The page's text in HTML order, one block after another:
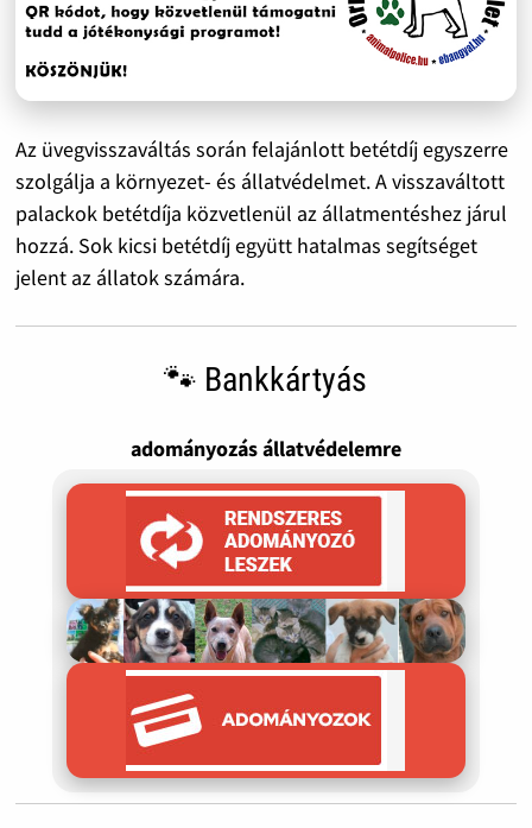
Az üvegvisszaváltás során felajánlott betétdíj egyszerre
szolgálja a környezet- és állatvédelmet. A visszaváltott
palackok betétdíja közvetlenül az állatmentéshez járul
hozzá. Sok kicsi betétdíj együtt hatalmas segítséget
jelent az állatok számára.
🐾 Bankkártyás
adományozás állatvédelemre